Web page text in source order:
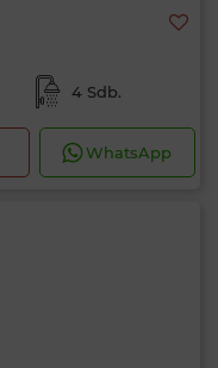
4 Sdb.
WhatsApp